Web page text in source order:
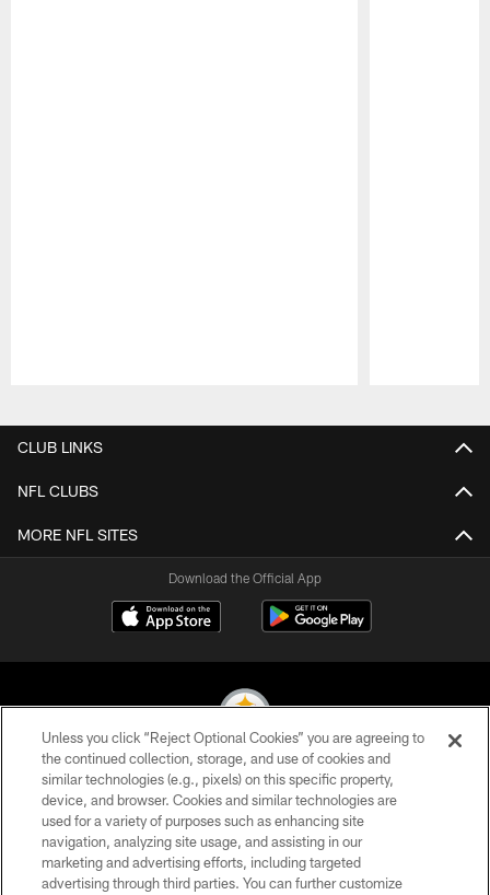
CLUB LINKS
NFL CLUBS
MORE NFL SITES
Download the Official App
© 2026 Pittsburgh Steelers. All Rights Reserved
PRIVACY POLICY
TERMS OF USE
Unless you click “Reject Optional Cookies” you are agreeing to
the continued collection, storage, and use of cookies and
similar technologies (e.g., pixels) on this specific property,
device, and browser. Cookies and similar technologies are
used for a variety of purposes such as enhancing site
navigation, analyzing site usage, and assisting in our
marketing and advertising efforts, including targeted
advertising through third parties. You can further customize